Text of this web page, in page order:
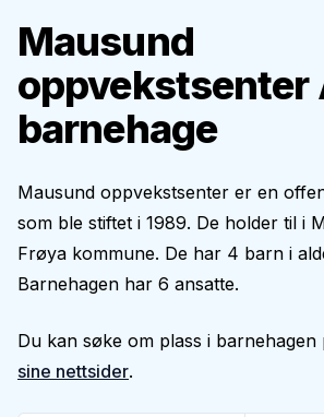
Mausund
oppvekstsenter
barnehage
Mausund oppvekstsenter er en
som ble stiftet i 1989. De holder til i
Frøya kommune. De har 4 barn i
Barnehagen har 6 ansatte.
Du kan søke om plass i barnehagen
sine nettsider.